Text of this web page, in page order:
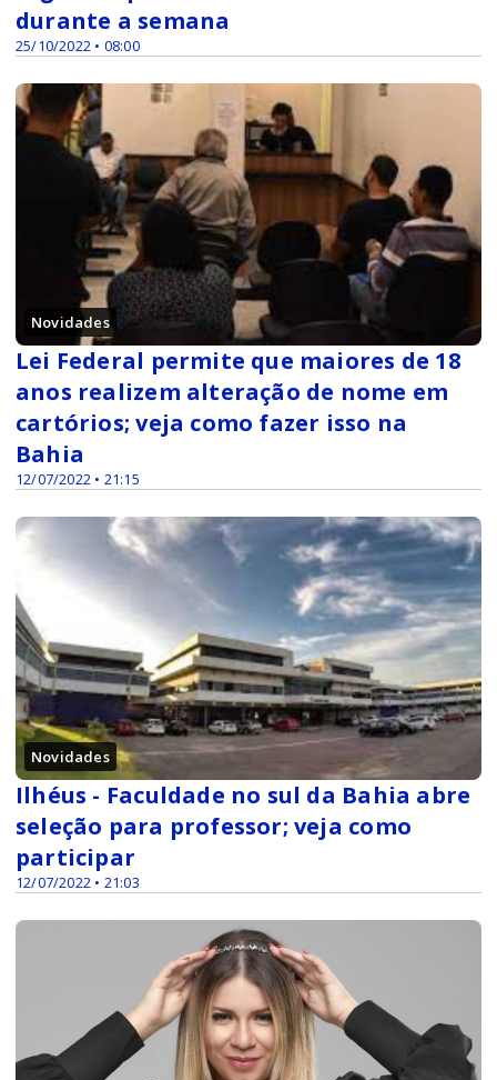
25/10/2022 • 08:00
durante a semana
Novidades
12/07/2022 • 21:15
Lei Federal permite que maiores de 18
anos realizem alteração de nome em
cartórios; veja como fazer isso na
Bahia
Novidades
12/07/2022 • 21:03
Ilhéus - Faculdade no sul da Bahia abre
seleção para professor; veja como
participar